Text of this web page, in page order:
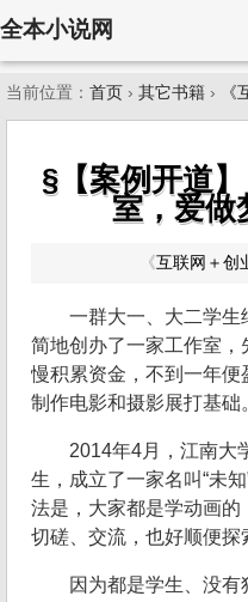
全本小说网
当前位置： 首页 › 其它书籍 › 《
§【案例开道
室，爱做
《互联网＋创
一群大一、大二学生
简地创办了一家工作室，
慢积累资金，不到一年
制作电影和摄影展打基础
2014年4月，江南大
生，成立了一家名叫“未
法是，大家都是学动画
切磋、交流，也好顺便探
因为都是学生、没